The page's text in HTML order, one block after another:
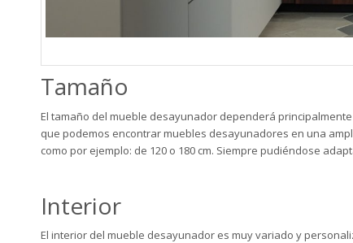
Tamaño
El tamaño del mueble desayunador dependerá
que podemos encontrar muebles desayunadores en una
como por ejemplo: de 120 o 180 cm. Siempre pudiéndose
Interior
El interior del mueble desayunador es muy variado y